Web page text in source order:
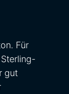
Für
gut